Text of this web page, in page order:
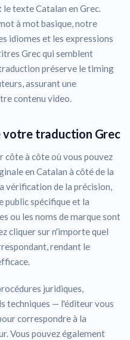
texte Catalan en Grec.
à mot basique, notre
idiomes et les expressions
Grec qui semblent
préserve le timing
assurant une
contenu video.
traduction Grec
côte à côte où vous pouvez
en Catalan à côté de la
vérification de la précision,
public spécifique et la
ou les noms de marque sont
cliquer sur n'importe quel
rendant le
juridiques,
techniques — l'éditeur vous
correspondre à la
Vous pouvez également